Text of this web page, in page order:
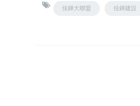
佳鏵大聯盟 佳鏵建設